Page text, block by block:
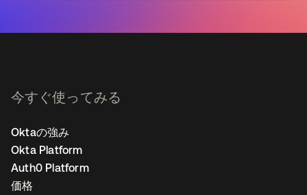
今すぐ使ってみる
Oktaの強み
Okta Platform
Auth0 Platform
価格